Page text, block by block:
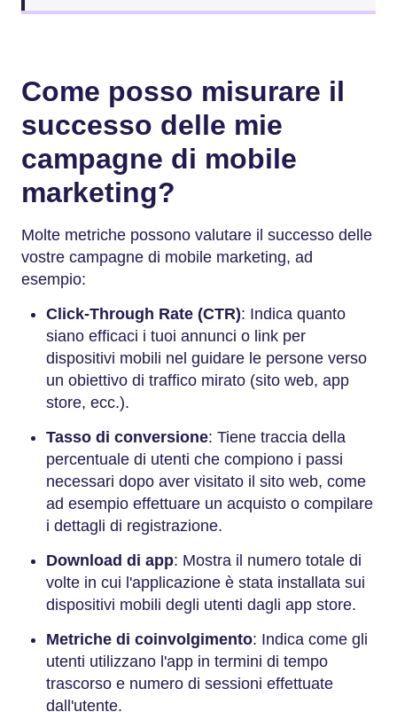
Come posso misurare il
successo delle mie
campagne di mobile
marketing?
Molte metriche possono valutare il successo delle
vostre campagne di mobile marketing, ad
esempio:
Click-Through Rate (CTR): Indica quanto
siano efficaci i tuoi annunci o link per
dispositivi mobili nel guidare le persone verso
un obiettivo di traffico mirato (sito web, app
store, ecc.).
Tasso di conversione: Tiene traccia della
percentuale di utenti che compiono i passi
necessari dopo aver visitato il sito web, come
ad esempio effettuare un acquisto o compilare
i dettagli di registrazione.
Download di app: Mostra il numero totale di
volte in cui l'applicazione è stata installata sui
dispositivi mobili degli utenti dagli app store.
Metriche di coinvolgimento: Indica come gli
utenti utilizzano l'app in termini di tempo
trascorso e numero di sessioni effettuate
dall'utente.